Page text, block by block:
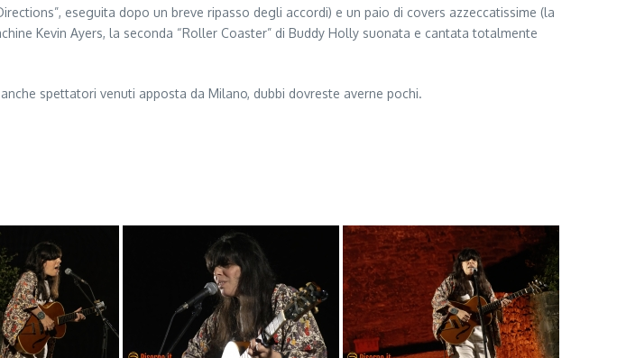
eseguita dopo un breve ripasso degli accordi) e un paio di covers azzeccatissime (la
Kevin Ayers, la seconda “Roller Coaster” di Buddy Holly suonata e cantata totalmente
spettatori venuti apposta da Milano, dubbi dovreste averne pochi.